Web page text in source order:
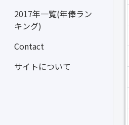
2017年一覧(年俸ラン
キング)
Contact
サイトについて